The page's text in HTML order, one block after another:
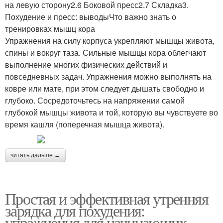
на левую сторону2.6 Боковой пресс2.7 Складка3.
Похудение и пресс: выводыЧто важно знать о
тренировках мышц кора
Упражнения на силу корпуса укрепляют мышцы живота,
спины и вокруг таза. Сильные мышцы кора облегчают
выполнение многих физических действий и
повседневных задач. Упражнения можно выполнять на
ковре или мате, при этом следует дышать свободно и
глубоко. Сосредоточьтесь на напряжении самой
глубокой мышцы живота и той, которую вы чувствуете во
время кашля (поперечная мышца живота).
читать дальше →
Простая и эффективная утренняя
зарядка для похудения: